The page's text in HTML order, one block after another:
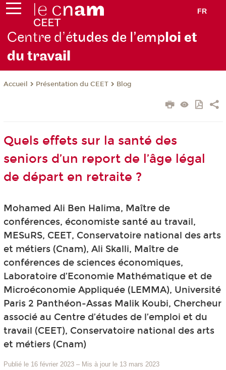
FR
Centre d’études de l’emploi et
du travail
Accueil Présentation du CEET Blog
Quels effets sur la santé des
seniors d’un report de l’âge légal
de départ en retraite ?
Mohamed Ali Ben Halima, Maître de
conférences, économiste santé au travail,
MESuRS, CEET, Conservatoire national des arts
et métiers (Cnam), Ali Skalli, Maître de
conférences de sciences économiques,
Laboratoire d’Economie Mathématique et de
Microéconomie Appliquée (LEMMA), Université
Paris 2 Panthéon-Assas Malik Koubi, Chercheur
associé au Centre d’études de l’emploi et du
travail (CEET), Conservatoire national des arts
et métiers (Cnam)
Publié le 16 février 2023 – Mis à jour le 13 mars 2023